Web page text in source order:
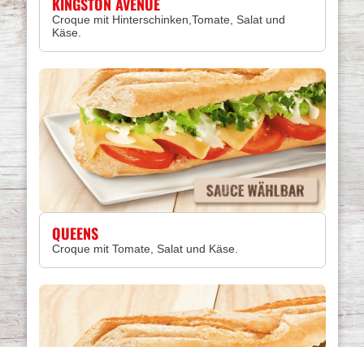
Croque mit Hinterschinken,Tomate, Salat und
Käse.
QUEENS
Croque mit Tomate, Salat und Käse.